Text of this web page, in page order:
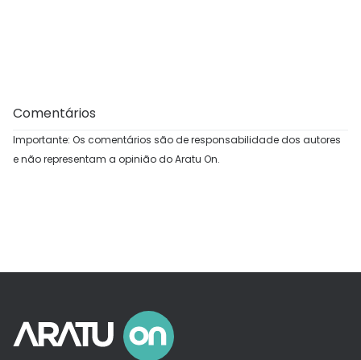
Comentários
Importante: Os comentários são de responsabilidade dos autores
e não representam a opinião do Aratu On.